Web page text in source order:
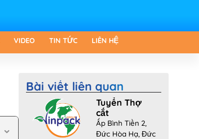
VIDEO TIN TỨC LIÊN HỆ
Bài viết liên quan
Tuyển Thợ
cắt
Ấp Bình Tiền 2,
Đức Hòa Hạ, Đức